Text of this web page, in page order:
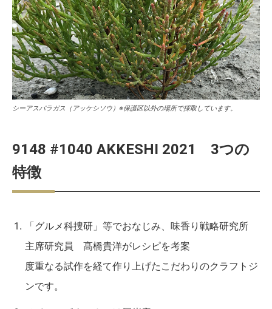
シーアスパラガス（アッケシソウ）※保護区以外の場所で採取しています。
9148 #1040 AKKESHI 2021 3つの
特徴
「グルメ科捜研」等でおなじみ、味香り戦略研究所
主席研究員 髙橋貴洋がレシピを考案
度重なる試作を経て作り上げたこだわりのクラフトジ
ンです。